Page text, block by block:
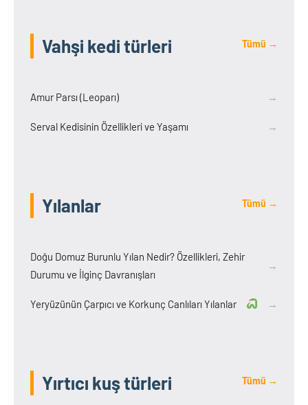
Vahşi kedi türleri Tümü →
Amur Parsı (Leoparı) →
Serval Kedisinin Özellikleri ve Yaşamı →
Yılanlar Tümü →
Doğu Domuz Burunlu Yılan Nedir? Özellikleri, Zehir
Durumu ve İlginç Davranışları
→
Yeryüzünün Çarpıcı ve Korkunç Canlıları Yılanlar →
Yırtıcı kuş türleri Tümü →